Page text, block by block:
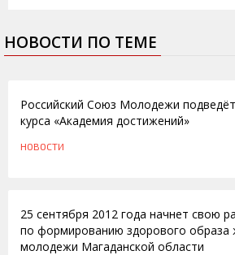
НОВОСТИ ПО ТЕМЕ
Российский Союз Молодежи
курса «Академия достижений»
НОВОСТИ
25 сентября 2012 года начнет свою
по формированию здорового образа
молодежи Магаданской области